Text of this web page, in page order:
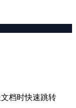
档时快速跳转